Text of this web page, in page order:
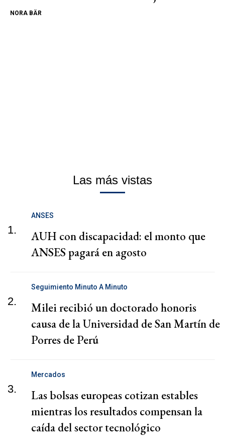
NORA BÄR
Las más vistas
1.
ANSES
AUH con discapacidad: el monto que
ANSES pagará en agosto
2.
Seguimiento Minuto A Minuto
Milei recibió un doctorado honoris
causa de la Universidad de San Martín de
Porres de Perú
3.
Mercados
Las bolsas europeas cotizan estables
mientras los resultados compensan la
caída del sector tecnológico